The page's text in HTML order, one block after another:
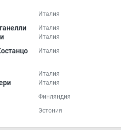
Италия
Италия
Италия
Италия
Италия
Италия
Финляндия
Эстония